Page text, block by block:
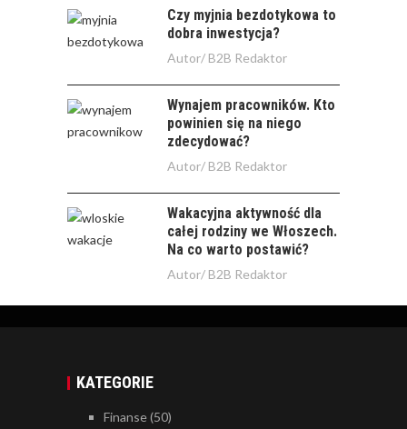
Czy myjnia bezdotykowa to
dobra inwestycja?
Autor/ B2B Redaktor
Wynajem pracowników. Kto
powinien się na niego
zdecydować?
Autor/ B2B Redaktor
Wakacyjna aktywność dla
całej rodziny we Włoszech.
Na co warto postawić?
Autor/ B2B Redaktor
KATEGORIE
Finanse(50)